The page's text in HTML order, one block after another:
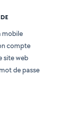
mobile
compte
site web
de passe